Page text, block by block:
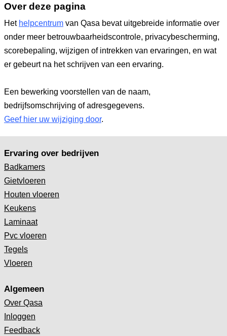
Over deze pagina
Het helpcentrum van Qasa bevat uitgebreide informatie over
onder meer betrouwbaarheidscontrole, privacybescherming,
scorebepaling, wijzigen of intrekken van ervaringen, en wat
er gebeurt na het schrijven van een ervaring.
Een bewerking voorstellen van de naam,
bedrijfsomschrijving of adresgegevens.
Geef hier uw wijziging door.
Ervaring over bedrijven
Badkamers
Gietvloeren
Houten vloeren
Keukens
Laminaat
Pvc vloeren
Tegels
Vloeren
Algemeen
Over Qasa
Inloggen
Feedback